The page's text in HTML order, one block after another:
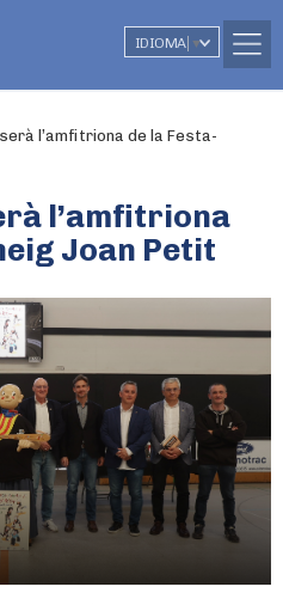
IDIOMA ▼
l’amfitriona de la Festa-
l’amfitriona
Joan Petit